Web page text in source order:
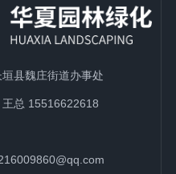
县魏庄街道办事处
总 15516622618